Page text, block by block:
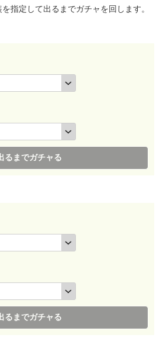
指定して出るまでガチャを回します。
るまでガチャる
るまでガチャる